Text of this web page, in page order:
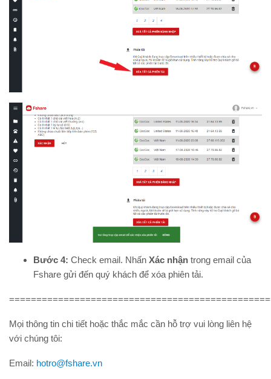
Bước 4: Check email. Nhấn Xác nhận trong email của
Fshare gửi đến quý khách để xóa phiên tải.
Mọi thông tin chi tiết hoặc thắc mắc cần hỗ trợ vui lòng liên hệ
với chúng tôi:
Email: hotro@fshare.vn